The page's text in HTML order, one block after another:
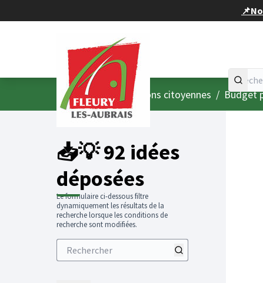
AccueilMenu principal
/ Consultations citoyennes / Budget
📥💡 92 idées
déposées
Le formulaire ci-dessous filtre
dynamiquement les résultats de la
recherche lorsque les conditions de
recherche sont modifiées.